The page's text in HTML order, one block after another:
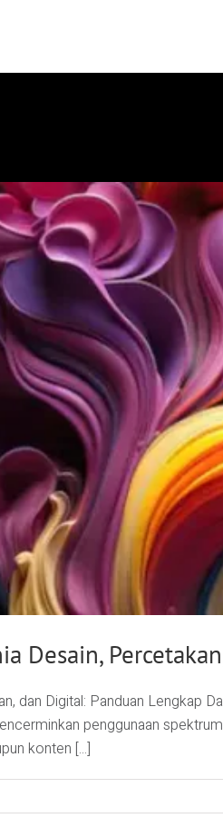
Desain,
dan Digital: Panduan Lengkap
penggunaan
konten [...]